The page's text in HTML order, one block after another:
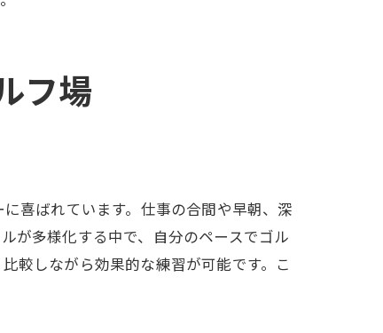
フ場
喜ばれています。仕事の合間や早朝、深
が多様化する中で、自分のペースでゴル
較しながら効果的な練習が可能です。こ